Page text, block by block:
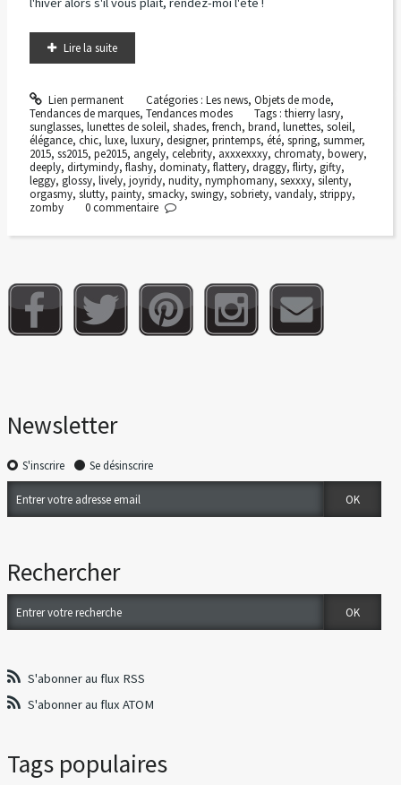
Lire la suite
Lien permanent Catégories : Les news, Objets de mode,
Tendances de marques, Tendances modes Tags :thierry lasry,
sunglasses, lunettes de soleil, shades, french, brand, lunettes, soleil,
élégance, chic, luxe, luxury, designer, printemps, été, spring, summer,
2015, ss2015, pe2015, angely, celebrity, axxxexxxy, chromaty, bowery,
deeply, dirtymindy, flashy, dominaty, flattery, draggy, flirty, gifty,
leggy, glossy, lively, joyridy, nudity, nymphomany, sexxxy, silenty,
orgasmy, slutty, painty, smacky, swingy, sobriety, vandaly, strippy,
zomby
0commentaire
Newsletter
S'inscrire Se désinscrire
Rechercher
S'abonner au flux RSS
S'abonner au flux ATOM
Tags populaires